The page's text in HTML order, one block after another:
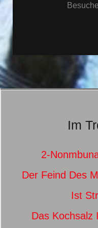
Im
2-
Der Feind Des
Ist
Das Kochsalz